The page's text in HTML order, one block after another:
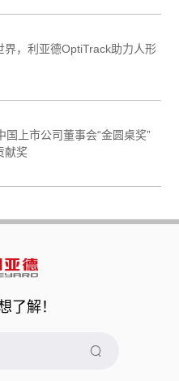
界，利亚德OptiTrack助力人形
国上市公司董事会“金圆桌奖”
奖
了解！